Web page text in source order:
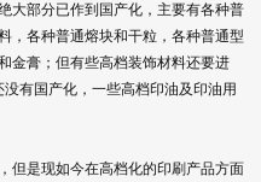
大部分已作到国产化，主要有各种普
，各种普通熔块和干粒，各种普通型
金膏；但有些高档装饰材料还要进
有国产化，一些高档印油及印油用
但是现如今在高档化的印刷产品方面